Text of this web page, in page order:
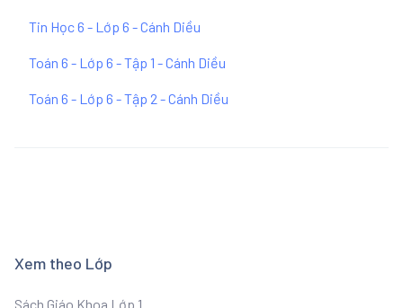
Tin Học 6 - Lớp 6 - Cánh Diều
Toán 6 - Lớp 6 - Tập 1 - Cánh Diều
Toán 6 - Lớp 6 - Tập 2 - Cánh Diều
Xem theo Lớp
Sách Giáo Khoa Lớp 1